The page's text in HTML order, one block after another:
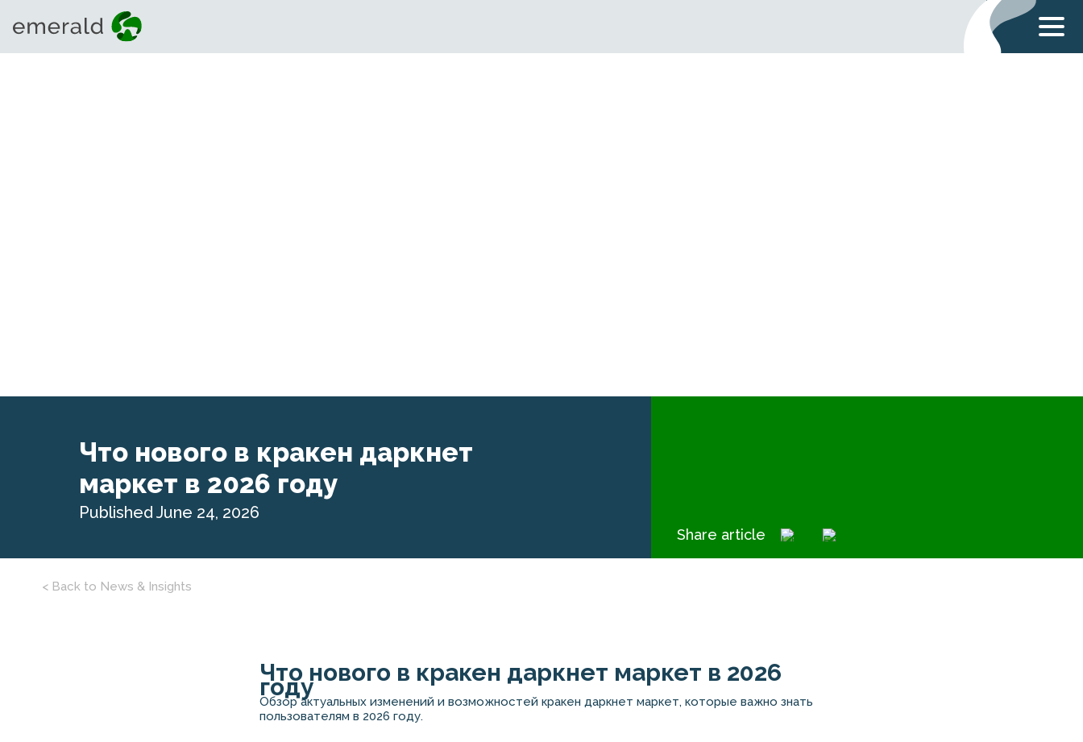
Что нового в кракен даркнет
маркет в 2026 году
Published June 24, 2026
Share article
< Back to News & Insights
Что нового в кракен даркнет маркет в 2026
году
Обзор актуальных изменений и возможностей кракен даркнет маркет, которые важно знать
пользователям в 2026 году.